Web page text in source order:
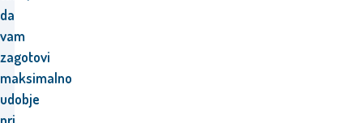
da
vam
zagotovi
maksimalno
udobje